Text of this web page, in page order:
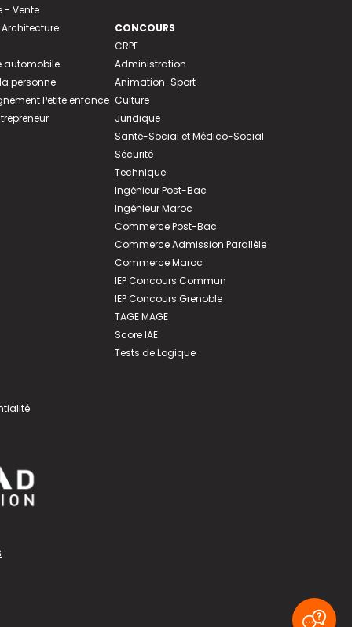
- Vente
automobile
personne
Petite enfance
CONCOURS
CRPE
Administration
Animation-Sport
Culture
Juridique
Santé-Social et Médico-Social
Sécurité
Technique
Ingénieur Post-Bac
Ingénieur Maroc
Commerce Post-Bac
Commerce Admission Parallèle
Commerce Maroc
IEP Concours Commun
IEP Concours Grenoble
TAGE MAGE
Score IAE
Tests de Logique